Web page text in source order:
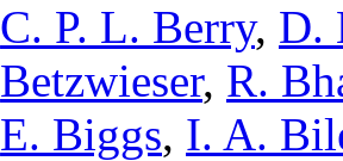
C. P. L. Berry, D.
Betzwieser, R.
E. Biggs, I. A.